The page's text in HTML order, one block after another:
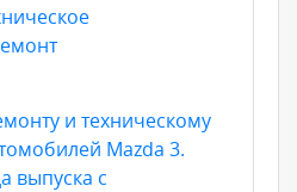
и техническому
Мazda 3.
выпуска с